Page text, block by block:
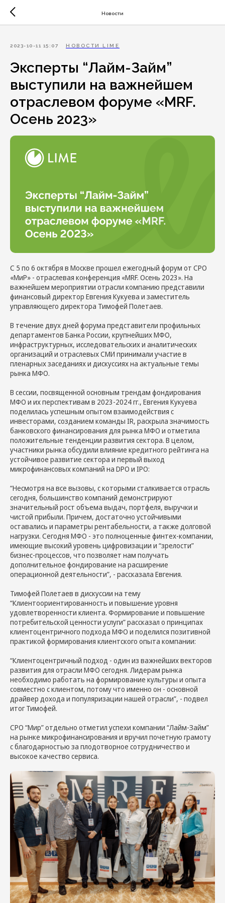
Новости
2023-10-11 15:07 НОВОСТИ LIME
Эксперты “Лайм-Займ”
выступили на важнейшем
отраслевом форуме «MRF.
Осень 2023»
С 5 по 6 октября в Москве прошел ежегодный форум от СРО
«МиР» - отраслевая конференция «MRF. Осень 2023». На
важнейшем мероприятии отрасли компанию представили
финансовый директор Евгения Кукуева и заместитель
управляющего директора Тимофей Полетаев.
В течение двух дней форума представители профильных
департаментов Банка России, крупнейших МФО,
инфраструктурных, исследовательских и аналитических
организаций и отраслевых СМИ принимали участие в
пленарных заседаниях и дискуссиях на актуальные темы
рынка МФО.
В сессии, посвященной основным трендам фондирования
МФО и их перспективам в 2023-2024 гг., Евгения Кукуева
поделилась успешным опытом взаимодействия с
инвесторами, созданием команды IR, раскрыла значимость
банковского финансирования для рынка МФО и отметила
положительные тенденции развития сектора. В целом,
участники рынка обсудили влияние кредитного рейтинга на
устойчивое развитие сектора и первый выход
микрофинансовых компаний на DPO и IPO:
“Несмотря на все вызовы, с которыми сталкивается отрасль
сегодня, большинство компаний демонстрируют
значительный рост объема выдач, портфеля, выручки и
чистой прибыли. Причем, достаточно устойчивыми
оставались и параметры рентабельности, а также долговой
нагрузки. Сегодня МФО - это полноценные финтех-компании,
имеющие высокий уровень цифровизации и “зрелости”
бизнес-процессов, что позволяет нам получать
дополнительное фондирование на расширение
операционной деятельности”, - рассказала Евгения.
Тимофей Полетаев в дискуссии на тему
“Клиентоориентированность и повышение уровня
удовлетворенности клиента. Формирование и повышение
потребительской ценности услуги” рассказал о принципах
клиентоцентричного подхода МФО и поделился позитивной
практикой формирования клиентского опыта компании:
“Клиентоцентричный подход - один из важнейших векторов
развития для отрасли МФО сегодня. Лидерам рынка
необходимо работать на формирование культуры и опыта
совместно с клиентом, потому что именно он - основной
драйвер дохода и популяризации нашей отрасли”, - подвел
итог Тимофей.
СРО “Мир” отдельно отметил успехи компании “Лайм-Займ”
на рынке микрофинансирования и вручил почетную грамоту
с благодарностью за плодотворное сотрудничество и
высокое качество сервиса.